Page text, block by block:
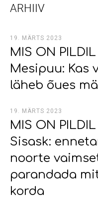
ARHIIV
19. MÄRTS 2023
MIS ON
Mesipuu: Kas
läheb õues
19. MÄRTS 2023
MIS ON
Sisask:
noorte
parandada
korda